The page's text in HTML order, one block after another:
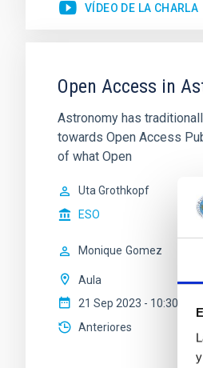
VÍDEO DE LA CHARLA
Open Access in
Astronomy has
towards Open Access
of what Open
Uta Grothkopf
ESO
Monique Gomez
Aula
21 Sep 2023 - 10:30
Anteriores